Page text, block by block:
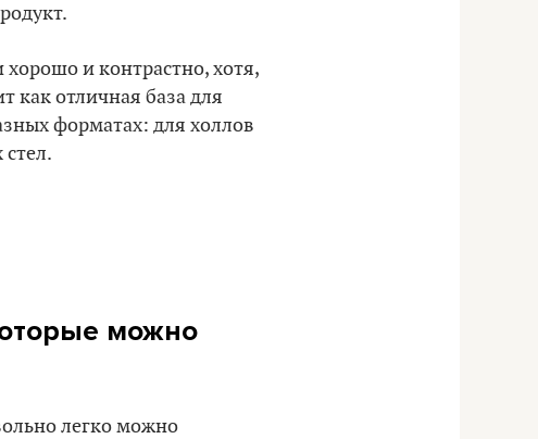
хорошо и контрастно, хотя,
как отличная база для
форматах: для холлов
можно
легко можно